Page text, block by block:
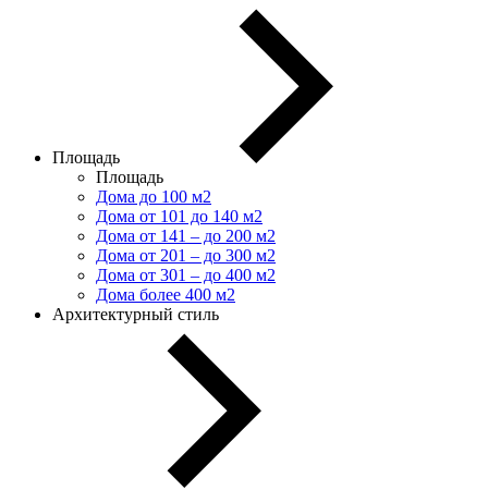
Площадь
Площадь
Дома до 100 м2
Дома от 101 до 140 м2
Дома от 141 – до 200 м2
Дома от 201 – до 300 м2
Дома от 301 – до 400 м2
Дома более 400 м2
Архитектурный стиль